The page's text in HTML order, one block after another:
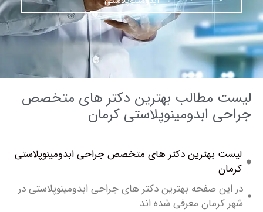
مطالب بهترین دکتر های متخصص
ابدومینوپلاستی کرمان
بهترین دکتر های متخصص جراحی ابدومینوپلاستی
صفحه بهترین دکتر های جراحی ابدومینوپلاستی در
کرمان معرفی شده اند